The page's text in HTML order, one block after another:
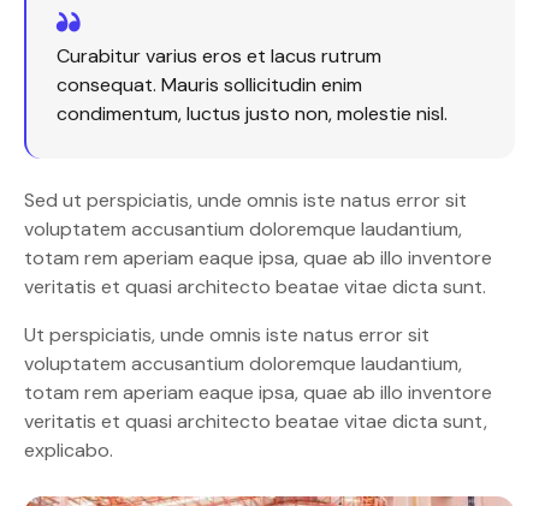
Curabitur varius eros et lacus rutrum
consequat. Mauris sollicitudin enim
condimentum, luctus justo non, molestie nisl.
Sed ut perspiciatis, unde omnis iste natus error sit
voluptatem accusantium doloremque laudantium,
totam rem aperiam eaque ipsa, quae ab illo inventore
veritatis et quasi architecto beatae vitae dicta sunt.
Ut perspiciatis, unde omnis iste natus error sit
voluptatem accusantium doloremque laudantium,
totam rem aperiam eaque ipsa, quae ab illo inventore
veritatis et quasi architecto beatae vitae dicta sunt,
explicabo.